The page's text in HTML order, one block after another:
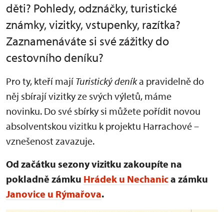
děti? Pohledy, odznáčky, turistické
známky, vizitky, vstupenky, razítka?
Zaznamenáváte si své zážitky do
cestovního deníku?
Pro ty, kteří mají Turistický deníka pravidelně do
něj sbírají vizitky ze svých výletů, máme
novinku. Do své sbírky si můžete pořídit novou
absolventskou vizitku k projektu Harrachové –
vznešenost zavazuje.
Od začátku sezony vizitku zakoupíte na
pokladně zámku Hrádek u Nechanica zámku
Janovice u Rýmařova.